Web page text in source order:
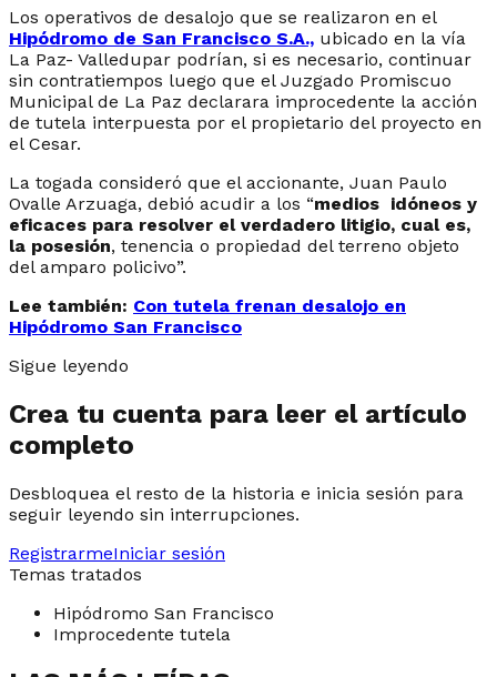
Los operativos de desalojo que se realizaron en el
Hipódromo de San Francisco S.A., ubicado en la vía
La Paz- Valledupar podrían, si es necesario, continuar
sin contratiempos luego que el Juzgado Promiscuo
Municipal de La Paz declarara improcedente la acción
de tutela interpuesta por el propietario del proyecto en
el Cesar.
La togada consideró que el accionante, Juan Paulo
Ovalle Arzuaga, debió acudir a los “medios idóneos y
eficaces para resolver el verdadero litigio, cual es,
la posesión, tenencia o propiedad del terreno objeto
del amparo policivo”.
Lee también: Con tutela frenan desalojo en
Hipódromo San Francisco
Sigue leyendo
Crea tu cuenta para leer el artículo
completo
Desbloquea el resto de la historia e inicia sesión para
seguir leyendo sin interrupciones.
RegistrarmeIniciar sesión
Temas tratados
Hipódromo San Francisco
Improcedente tutela